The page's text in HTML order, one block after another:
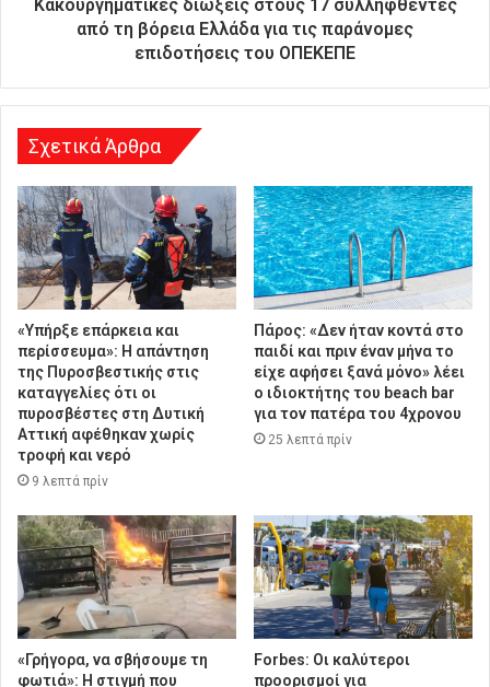
η
Κακουργηματικές διώξεις στους 17 συλληφθέντες
από τη βόρεια Ελλάδα για τις παράνομες
επιδοτήσεις του ΟΠΕΚΕΠΕ
Σχετικά Άρθρα
«Υπήρξε επάρκεια και
περίσσευμα»: Η απάντηση
της Πυροσβεστικής στις
καταγγελίες ότι οι
πυροσβέστες στη Δυτική
Αττική αφέθηκαν χωρίς
τροφή και νερό
9 λεπτά πρίν
Πάρος: «Δεν ήταν κοντά στο
παιδί και πριν έναν μήνα το
είχε αφήσει ξανά μόνο» λέει
ο ιδιοκτήτης του beach bar
για τον πατέρα του 4χρονου
25 λεπτά πρίν
«Γρήγορα, να σβήσουμε τη
φωτιά»: Η στιγμή που
Forbes: Οι καλύτεροι
προορισμοί για